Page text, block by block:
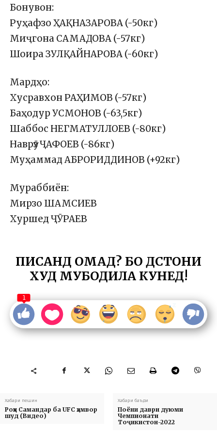
Бонувон:
Руҳафзо ҲАҚНАЗАРОВА (-50кг)
Миҷгона САМАДОВА (-57кг)
Шоира ЗУЛҚАЙНАРОВА (-60кг)
Мардҳо:
Хусравхон РАҲИМОВ (-57кг)
Баҳодур УСМОНОВ (-63,5кг)
Шаббос НЕГМАТУЛЛОЕВ (-80кг)
Наврӯз ҶАФОЕВ (-86кг)
Муҳаммад АБРОРИДДИНОВ (+92кг)
Мураббиён:
Мирзо ШАМСИЕВ
Хуршед ҶӮРАЕВ
ПИСАНД ОМАД? БО ДӮСТОНИ
ХУД МУБОДИЛА КУНЕД!
1
Хабари пешин
Роҳи Самандар ба UFC ҳамвор
шуд (Видео)
Хабари баъди
Поёни даври дуюми
Чемпионати
Тоҷикистон-2022